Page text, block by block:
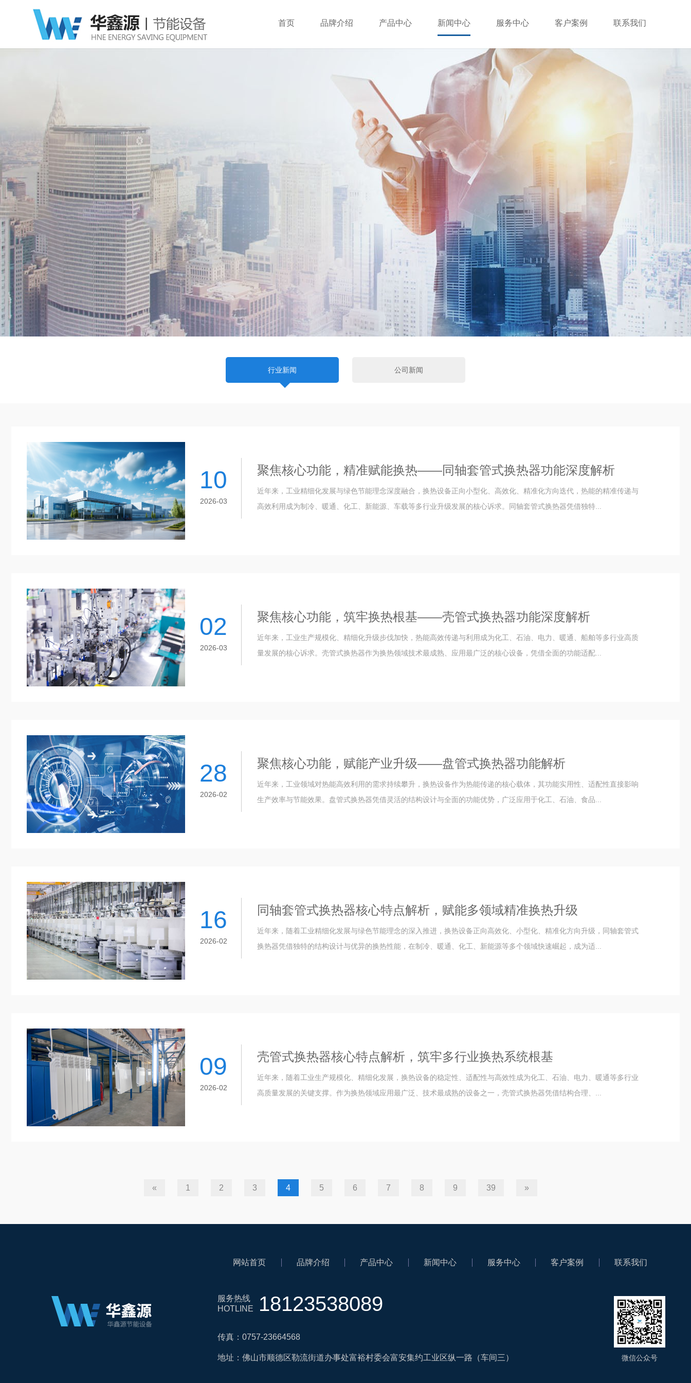
首页 品牌介绍 产品中心 新闻中心 服务中心 客户案例 联系我们
行业新闻 公司新闻
10
2026-03
聚焦核心功能，精准赋能换热——同轴套管式换热器功能深度解析
近年来，工业精细化发展与绿色节能理念深度融合，换热设备正向小型化、高效化、精准化方向迭代，热能的精准传递与
高效利用成为制冷、暖通、化工、新能源、车载等多行业升级发展的核心诉求。同轴套管式换热器凭借独特...
02
2026-03
聚焦核心功能，筑牢换热根基——壳管式换热器功能深度解析
近年来，工业生产规模化、精细化升级步伐加快，热能高效传递与利用成为化工、石油、电力、暖通、船舶等多行业高质
量发展的核心诉求。壳管式换热器作为换热领域技术最成熟、应用最广泛的核心设备，凭借全面的功能适配...
28
2026-02
聚焦核心功能，赋能产业升级——盘管式换热器功能解析
近年来，工业领域对热能高效利用的需求持续攀升，换热设备作为热能传递的核心载体，其功能实用性、适配性直接影响
生产效率与节能效果。盘管式换热器凭借灵活的结构设计与全面的功能优势，广泛应用于化工、石油、食品...
16
2026-02
同轴套管式换热器核心特点解析，赋能多领域精准换热升级
近年来，随着工业精细化发展与绿色节能理念的深入推进，换热设备正向高效化、小型化、精准化方向升级，同轴套管式
换热器凭借独特的结构设计与优异的换热性能，在制冷、暖通、化工、新能源等多个领域快速崛起，成为适...
09
2026-02
壳管式换热器核心特点解析，筑牢多行业换热系统根基
近年来，随着工业生产规模化、精细化发展，换热设备的稳定性、适配性与高效性成为化工、石油、电力、暖通等多行业
高质量发展的关键支撑。作为换热领域应用最广泛、技术最成熟的设备之一，壳管式换热器凭借结构合理、...
« 1 2 3 4 5 6 7 8 9 39 »
网站首页 品牌介绍 产品中心 新闻中心 服务中心 客户案例 联系我们
服务热线
HOTLINE
18123538089
传真：0757-23664568
地址：佛山市顺德区勒流街道办事处富裕村委会富安集约工业区纵一路（车间三） 微信公众号